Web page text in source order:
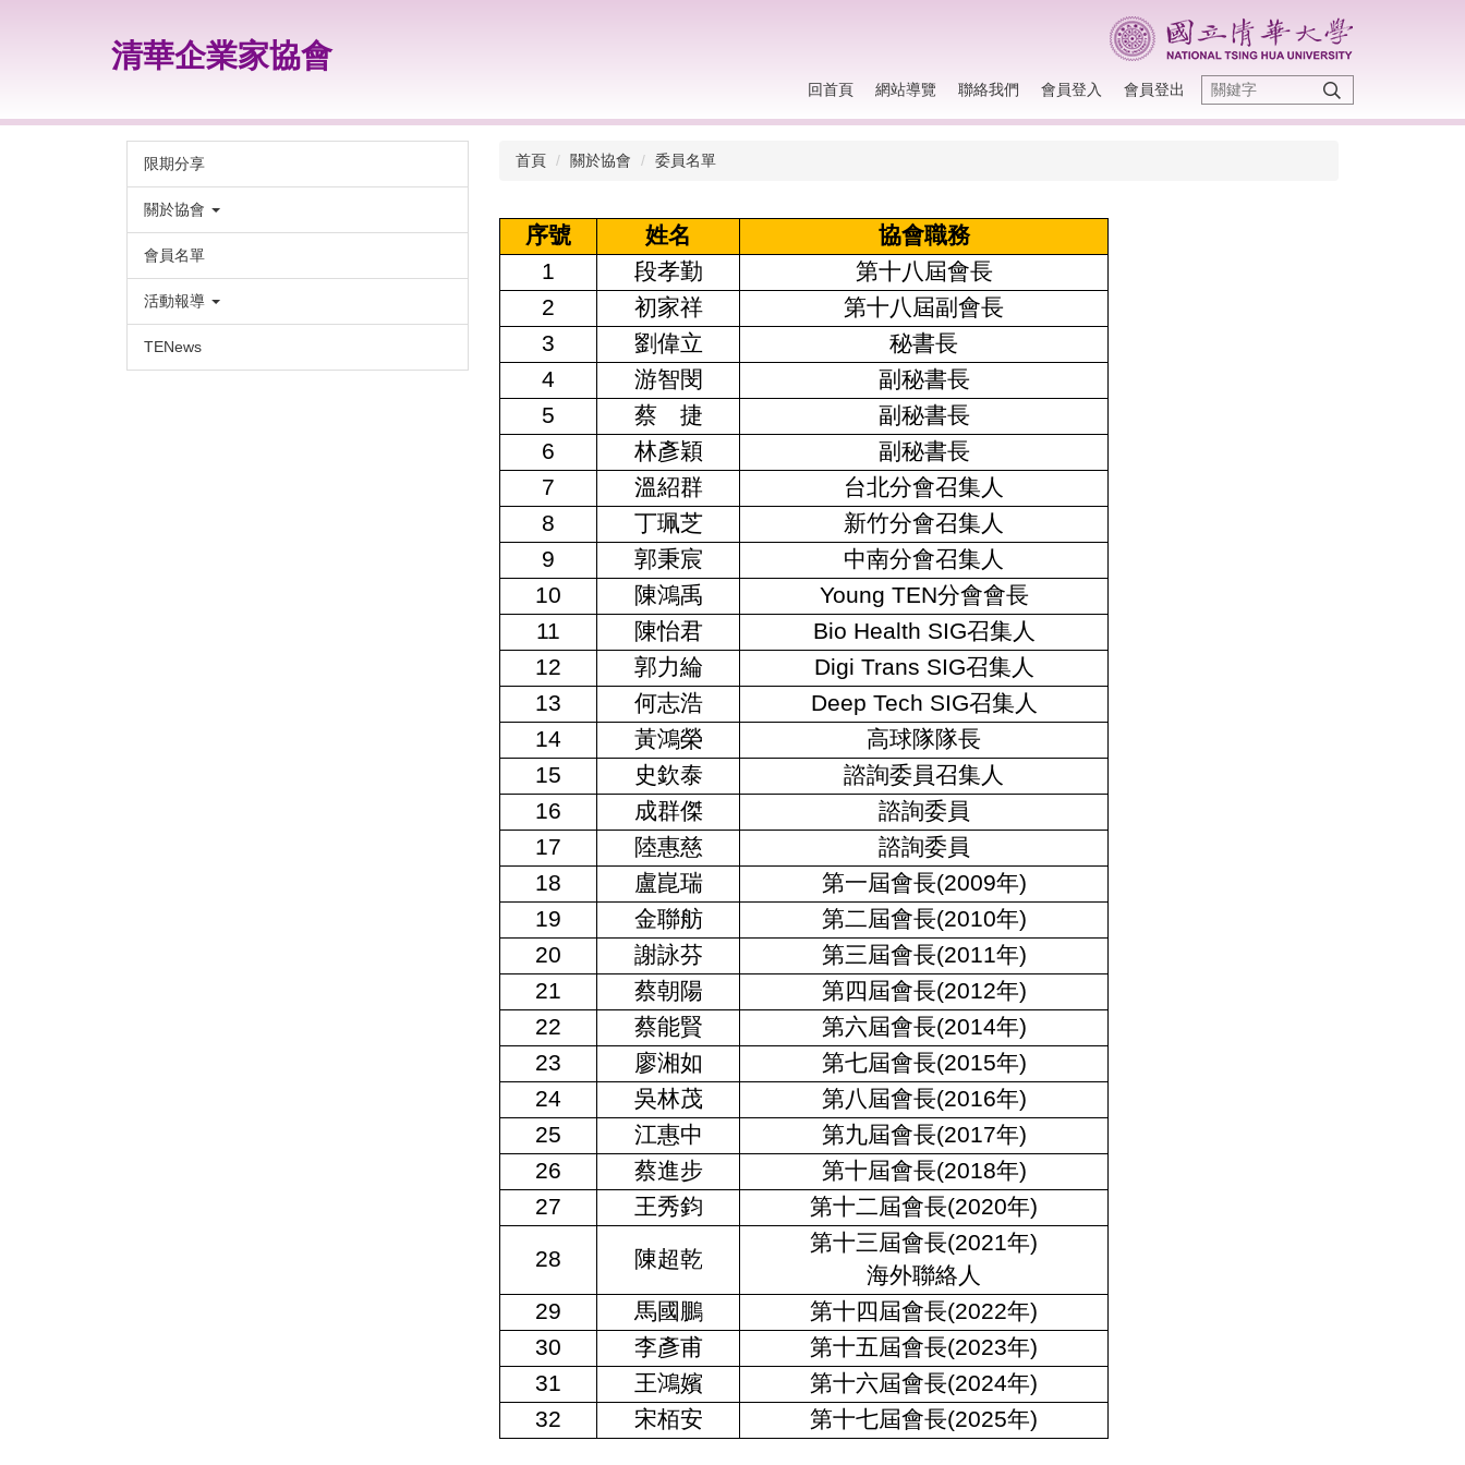
容
清華企業家協會
回首頁 網站導覽 聯絡我們 會員登入 會員登出
限期分享
關於協會
會員名單
活動報導
TENews
首頁 關於協會 委員名單
序號 姓名
協會職務
1
段孝勤
第十八屆會長
2
初家祥
第十八屆副會長
3
劉偉立
秘書長
4
游智閔
副秘書長
5
蔡 捷
副秘書長
6
林彥穎
副秘書長
7
溫紹群
台北分會召集人
8
丁珮芝
新竹分會召集人
9
郭秉宸
中南分會召集人
10
陳鴻禹
Young TEN分會會長
11
陳怡君
Bio Health SIG召集人
12
郭力綸
Digi Trans SIG召集人
13
何志浩
Deep Tech SIG召集人
14
黃鴻榮
高球隊隊長
15
史欽泰
諮詢委員召集人
16
成群傑
諮詢委員
17
陸惠慈
諮詢委員
18
盧崑瑞
第一屆會長(2009年)
19
金聯舫
第二屆會長(2010年)
20
謝詠芬
第三屆會長(2011年)
21
蔡朝陽
第四屆會長(2012年)
22
蔡能賢
第六屆會長(2014年)
23
廖湘如
第七屆會長(2015年)
24
吳林茂
第八屆會長(2016年)
25
江惠中
第九屆會長(2017年)
26
蔡進步
第十屆會長(2018年)
27
王秀鈞 第十二屆會長(2020年)
28 陳超乾
第十三屆會長(2021年)
海外聯絡人
29
馬國鵬
第十四屆會長(2022年)
30
李彥甫
第十五屆會長(2023年)
31
王鴻嬪
第十六屆會長(2024年)
32
宋栢安 第十七屆會長(2025年)